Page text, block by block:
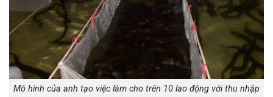
Mô hình của anh tạo việc làm cho trên 10 lao động với thu nhập